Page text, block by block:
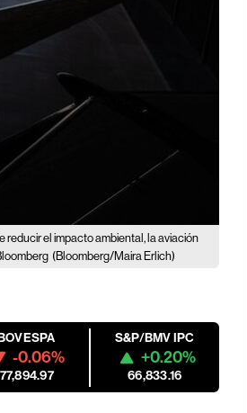
reducir el impacto ambiental, la aviación
(Bloomberg/Maira Erlich)
-0.06%
S&P/BMV IPC
+0.20%
66,833.16